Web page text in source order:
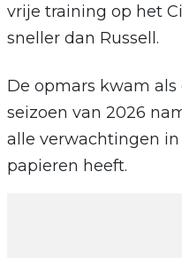
vrije training op het
sneller dan Russell.
De opmars kwam als
seizoen van 2026
alle verwachtingen
papieren heeft.